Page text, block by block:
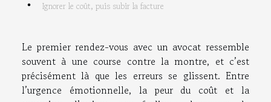
Ignorer le coût, puis subir la facture
Le premier rendez-vous avec un avocat ressemble
souvent à une course contre la montre, et c’est
précisément là que les erreurs se glissent. Entre
l’urgence émotionnelle, la peur du coût et la